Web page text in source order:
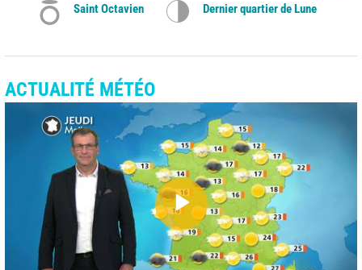
Saint Octavien
Dernier quartier de Lune
ACTUALITÉ MÉTÉO